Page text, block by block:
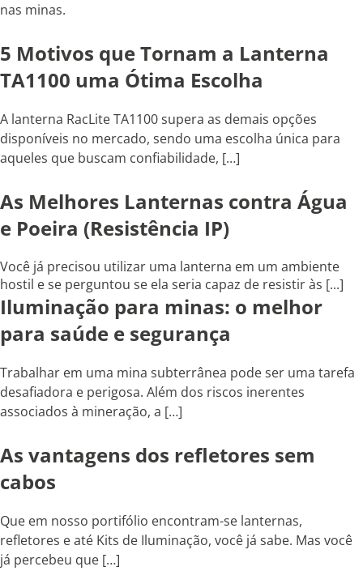
nas minas.
5 Motivos que Tornam a Lanterna
TA1100 uma Ótima Escolha
A lanterna RacLite TA1100 supera as demais opções
disponíveis no mercado, sendo uma escolha única para
aqueles que buscam confiabilidade, […]
As Melhores Lanternas contra Água
e Poeira (Resistência IP)
Você já precisou utilizar uma lanterna em um ambiente
hostil e se perguntou se ela seria capaz de resistir às [...]
Iluminação para minas: o melhor
para saúde e segurança
Trabalhar em uma mina subterrânea pode ser uma tarefa
desafiadora e perigosa. Além dos riscos inerentes
associados à mineração, a […]
As vantagens dos refletores sem
cabos
Que em nosso portifólio encontram-se lanternas,
refletores e até Kits de Iluminação, você já sabe. Mas você
já percebeu que […]